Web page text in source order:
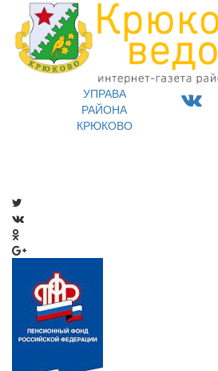
УПРАВА
РАЙОНА
КРЮКОВО